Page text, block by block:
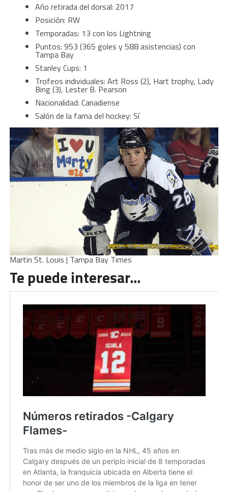
Año retirada del dorsal: 2017
Posición: RW
Temporadas: 13 con los Lightning
Puntos: 953 (365 goles y 588 asistencias) con
Tampa Bay
Stanley Cups: 1
Trofeos individuales: Art Ross (2), Hart trophy, Lady
Bing (3), Lester B. Pearson
Nacionalidad: Canadiense
Salón de la fama del hockey: Sí
Martin St. Louis | Tampa Bay Times
Te puede interesar…